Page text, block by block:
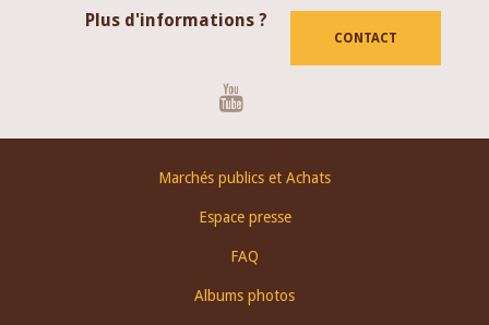
Plus d'informations ?
CONTACT
Marchés publics et Achats
Espace presse
FAQ
Albums photos